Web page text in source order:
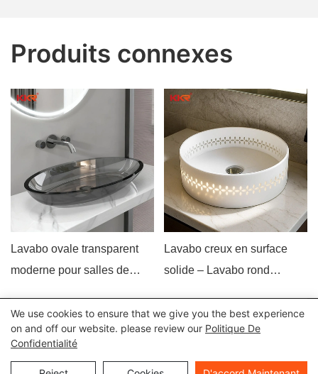
Produits connexes
Lavabo ovale transparent
moderne pour salles de
Lavabo creux en surface
solide – Lavabo rond
de bains de luxe
Tous droits réservés © 2024 Kingkonree International China
Surface Industrial Co., Ltd |
site
We use cookies to ensure that we give you the best experience
on and off our website. please review our Politique De
Confidentialité